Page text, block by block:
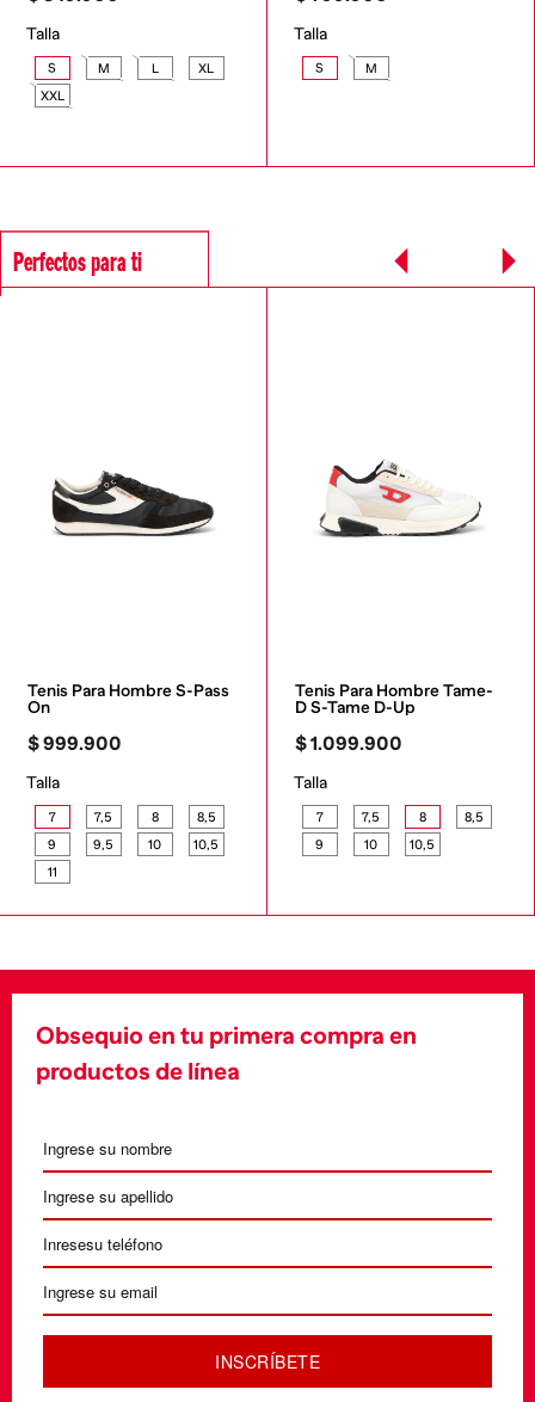
Talla
S M L
XL
XXL
Talla
S M
Perfectos para ti
Tenis Para Hombre S-Pass
On
$999.900
Talla
7 7,5 8
8,5
9
9,5 10
10,5
11
Tenis Para Hombre Tame-
D S-Tame D-Up
$1.099.900
Talla
7 7,5 8
8,5
9
10 10,5
Obsequio en tu primera compra en
productos de línea
INSCRÍBETE